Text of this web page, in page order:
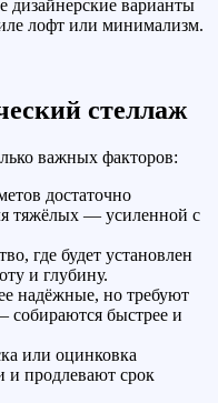
варианты
лофт или минимализм.
стеллаж
важных факторов:
достаточно
тяжёлых — усиленной с
где будет установлен
и глубину.
надёжные, но требуют
собираются быстрее и
или оцинковка
и продлевают срок